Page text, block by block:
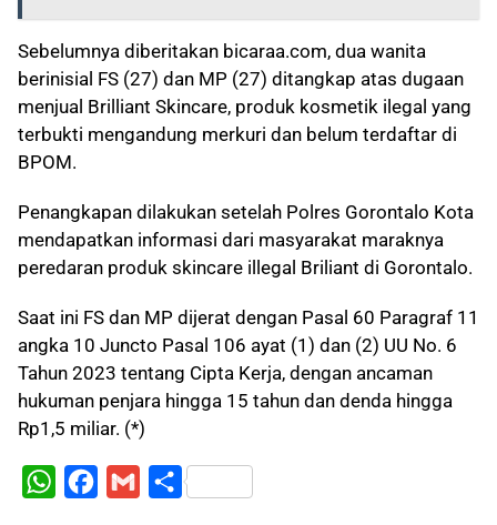
Sebelumnya diberitakan bicaraa.com, dua wanita
berinisial FS (27) dan MP (27) ditangkap atas dugaan
menjual Brilliant Skincare, produk kosmetik ilegal yang
terbukti mengandung merkuri dan belum terdaftar di
BPOM.
Penangkapan dilakukan setelah Polres Gorontalo Kota
mendapatkan informasi dari masyarakat maraknya
peredaran produk skincare illegal Briliant di Gorontalo.
Saat ini FS dan MP dijerat dengan Pasal 60 Paragraf 11
angka 10 Juncto Pasal 106 ayat (1) dan (2) UU No. 6
Tahun 2023 tentang Cipta Kerja, dengan ancaman
hukuman penjara hingga 15 tahun dan denda hingga
Rp1,5 miliar. (*)
W
S